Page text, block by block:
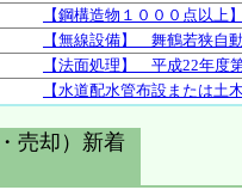
【鋼構造物１０００点以
【無線設備】 舞鶴若狭自
【法面処理】 平成22年度
【水道配水管布設または
却）新着